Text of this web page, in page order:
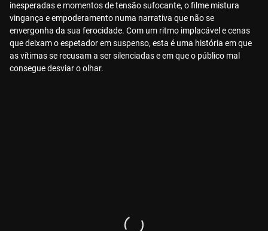
inesperadas e momentos de tensão sufocante, o filme mistura
vingança e empoderamento numa narrativa que não se
envergonha da sua ferocidade. Com um ritmo implacável e cenas
que deixam o espetador em suspenso, esta é uma história em que
as vítimas se recusam a ser silenciadas e em que o público mal
consegue desviar o olhar.